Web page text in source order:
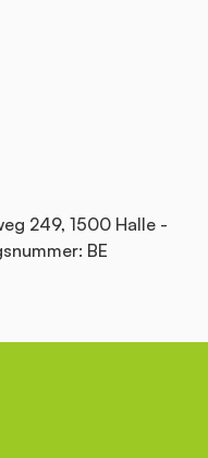
249, 1500 Halle -
BE